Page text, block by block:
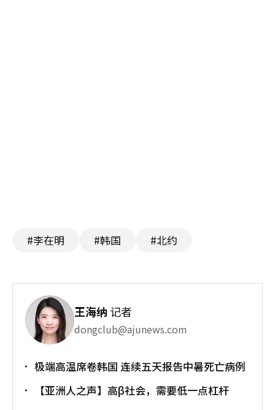
#李在明 #韩国 #北约
王海纳 记者
dongclub@ajunews.com
极端高温席卷韩国 连续五天报告中暑死亡病例
【亚洲人之声】高β社会，需要低一点杠杆